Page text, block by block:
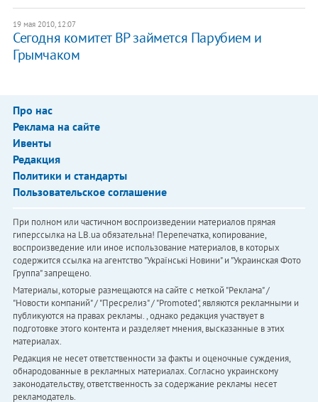
19 мая 2010, 12:07
Сегодня комитет ВР займется Парубием и
Грымчаком
Про нас
Реклама на сайте
Ивенты
Редакция
Политики и стандарты
Пользовательское соглашение
При полном или частичном воспроизведении материалов прямая
гиперссылка на LB.ua обязательна! Перепечатка, копирование,
воспроизведение или иное использование материалов, в которых
содержится ссылка на агентство "Українськi Новини" и "Украинская Фото
Группа" запрещено.
Материалы, которые размещаются на сайте с меткой "Реклама" /
"Новости компаний" / "Пресрелиз" / "Promoted", являются рекламными и
публикуются на правах рекламы. , однако редакция участвует в
подготовке этого контента и разделяет мнения, высказанные в этих
материалах.
Редакция не несет ответственности за факты и оценочные суждения,
обнародованные в рекламных материалах. Согласно украинскому
законодательству, ответственность за содержание рекламы несет
рекламодатель.